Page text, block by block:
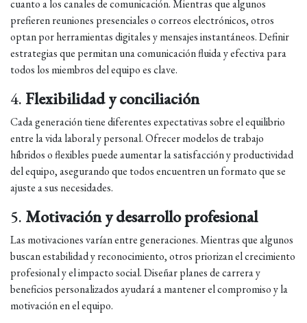
cuanto a los canales de comunicación. Mientras que algunos
prefieren reuniones presenciales o correos electrónicos, otros
optan por herramientas digitales y mensajes instantáneos. Definir
estrategias que permitan una comunicación fluida y efectiva para
todos los miembros del equipo es clave.
4.Flexibilidad y conciliación
Cada generación tiene diferentes expectativas sobre el equilibrio
entre la vida laboral y personal. Ofrecer modelos de trabajo
híbridos o flexibles puede aumentar la satisfacción y productividad
del equipo, asegurando que todos encuentren un formato que se
ajuste a sus necesidades.
5. Motivación y desarrollo profesional
Las motivaciones varían entre generaciones. Mientras que algunos
buscan estabilidad y reconocimiento, otros priorizan el crecimiento
profesional y el impacto social. Diseñar planes de carrera y
beneficios personalizados ayudará a mantener el compromiso y la
motivación en el equipo.